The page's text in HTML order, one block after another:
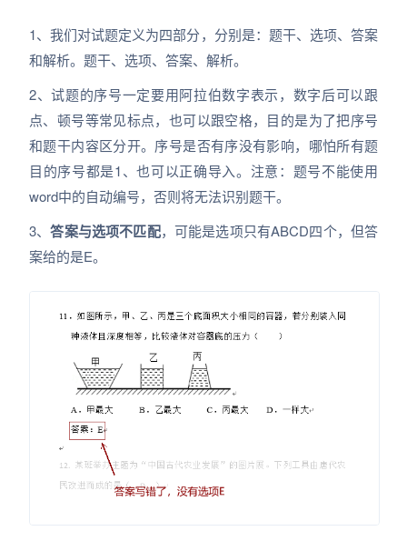
1、我们对试题定义为四部分，分别是：题干、选项、答案
和解析。题干、选项、答案、解析。
2、试题的序号一定要用阿拉伯数字表示，数字后可以跟
点、顿号等常见标点，也可以跟空格，目的是为了把序号
和题干内容区分开。序号是否有序没有影响，哪怕所有题
目的序号都是1、也可以正确导入。注意：题号不能使用
word中的自动编号，否则将无法识别题干。
3、答案与选项不匹配，可能是选项只有ABCD四个，但答
案给的是E。